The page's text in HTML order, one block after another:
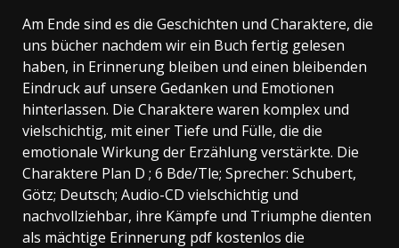
Am Ende sind es die Geschichten und Charaktere, die
uns bücher nachdem wir ein Buch fertig gelesen
haben, in Erinnerung bleiben und einen bleibenden
Eindruck auf unsere Gedanken und Emotionen
hinterlassen. Die Charaktere waren komplex und
vielschichtig, mit einer Tiefe und Fülle, die die
emotionale Wirkung der Erzählung verstärkte. Die
Charaktere Plan D ; 6 Bde/Tle; Sprecher: Schubert,
Götz; Deutsch; Audio-CD vielschichtig und
nachvollziehbar, ihre Kämpfe und Triumphe dienten
als mächtige Erinnerung pdf kostenlos die